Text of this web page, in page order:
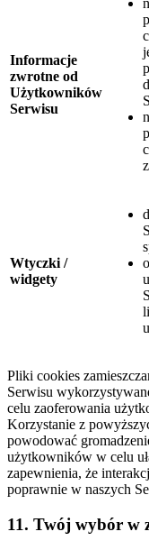
Informacje
zwrotne od
Użytkowników
Serwisu
Wtyczki /
widgety
Pliki cookies
Serwisu
celu zaoferowania
Korzystanie z
powodować
użytkowników w celu
zapewnienia, że
poprawnie w naszych
11. Twój wybór w